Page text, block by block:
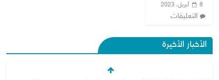
8 أبريل، 2023
التعليقات
الأخبار الأخيرة